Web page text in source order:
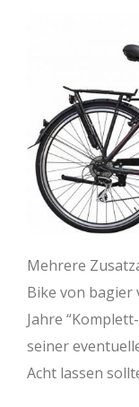
Mehrere
Bike von bagier
Jahre
seiner
Acht lassen